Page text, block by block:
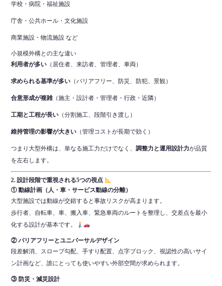
学校・病院・福祉施設
庁舎・公共ホール・文化施設
商業施設・物流施設 など
小規模外構との主な違い
利用者が多い （居住者、来訪者、管理者、車両）
求められる基準が多い （バリアフリー、防災、防犯、景観）
合意形成が複雑（施主・設計者・管理者・行政・近隣）
工期と工程が長い （分割施工、段階引き渡し）
維持管理の影響が大きい （管理コストが長期で効く）
つまり大型外構は、単なる施工力だけでなく、調整力と運用設計力が品質
を左右します。
2. 設計段階で重視される5つの視点
① 動線計画（人・車・サービス動線の分離）
大型施設では動線が交錯すると事故リスクが高まります。
歩行者、自転車、車、搬入車、緊急車両のルートを整理し、交差点を最小
化する設計が基本です。
② バリアフリーとユニバーサルデザイン
段差解消、スロープ勾配、手すり配置、点字ブロック、視認性の高いサイ
ン計画など、誰にとっても使いやすい外部空間が求められます。
③ 防災・減災設計